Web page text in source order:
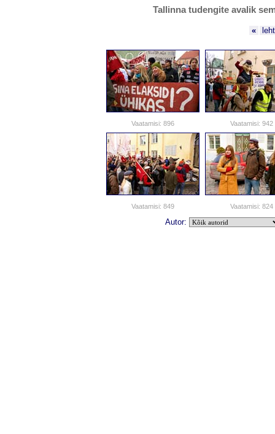
Tallinna tudengite avalik
«
Vaatamisi: 896 Vaatamisi: 942
Vaatamisi: 849 Vaatamisi: 824
Autor: